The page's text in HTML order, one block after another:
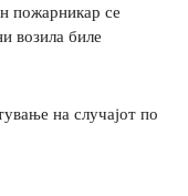
пожарникар се
возила биле
на случајот по